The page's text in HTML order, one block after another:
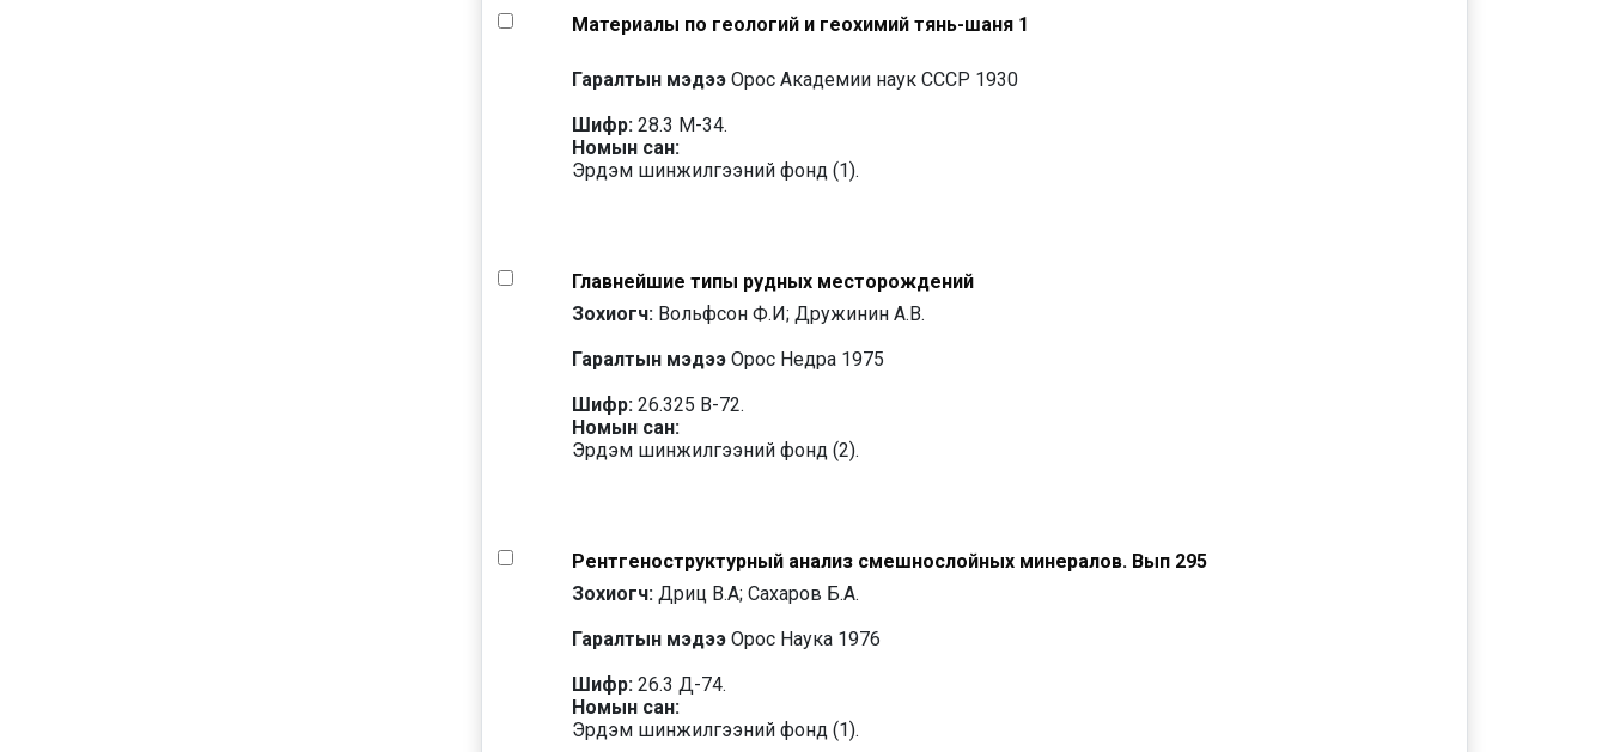
Материалы по геологий и геохимий тянь-шаня 1
Гаралтын мэдээ Орос Академии наук СССР 1930
Шифр: 28.3 М-34.
Номын сан:
Эрдэм шинжилгээний фонд (1).
Главнейшие типы рудных месторождений
Зохиогч: Вольфсон Ф.И; Дружинин А.В.
Гаралтын мэдээ Орос Недра 1975
Шифр: 26.325 В-72.
Номын сан:
Эрдэм шинжилгээний фонд (2).
Рентгеноструктурный анализ смешнослойных минералов. Вып 295
Зохиогч: Дриц В.А; Сахаров Б.А.
Гаралтын мэдээ Орос Наука 1976
Шифр: 26.3 Д-74.
Номын сан:
Эрдэм шинжилгээний фонд (1).